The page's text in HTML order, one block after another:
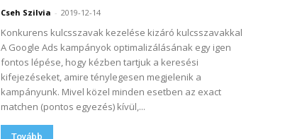
Cseh Szilvia - 2019-12-14
Konkurens kulcsszavak kezelése kizáró kulcsszavakkal
A Google Ads kampányok optimalizálásának egy igen
fontos lépése, hogy kézben tartjuk a keresési
kifejezéseket, amire ténylegesen megjelenik a
kampányunk. Mivel közel minden esetben az exact
matchen (pontos egyezés) kívül,...
Tovább